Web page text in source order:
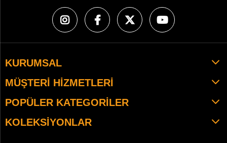
KURUMSAL
MÜŞTERI HIZMETLERI
POPÜLER KATEGORILER
KOLEKSIYONLAR